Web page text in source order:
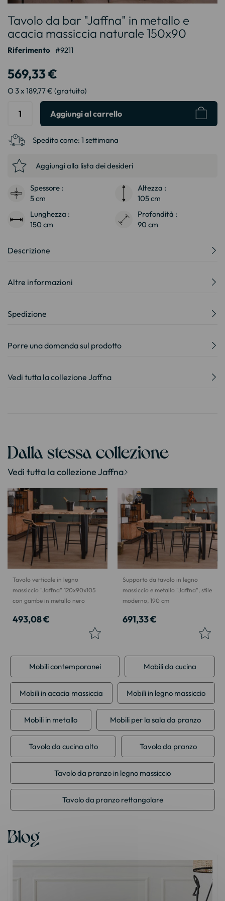
all'inizio
della
galleria
di
Tavolo da bar "Jaffna" in metallo e
acacia massiccia naturale 150x90
Riferimento 9211
569,33 €
O 3 x 189,77 € (gratuito)
Aggiungi al carrello
Spedito come: 1 settimana
Aggiungi alla lista dei desideri
Spessore :
5 cm
Altezza :
105 cm
Lunghezza :
150 cm
Profondità :
90 cm
Descrizione
Altre informazioni
Spedizione
Porre una domanda sul prodotto
Vedi tutta la collezione Jaffna
Dalla stessa collezione
Vedi tutta la collezione Jaffna
Tavolo verticale in legno
massiccio "Jaffna" 120x90x105
con gambe in metallo nero
493,08 €
Supporto da tavolo in legno
massiccio e metallo "Jaffna", stile
moderno, 190 cm
691,33 €
Mobili contemporanei Mobili da cucina
Mobili in acacia massiccia Mobili in legno massiccio
Mobili in metallo Mobili per la sala da pranzo
Tavolo da cucina alto Tavolo da pranzo
Tavolo da pranzo in legno massiccio
Tavolo da pranzo rettangolare
Blog